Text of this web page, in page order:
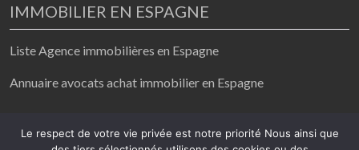
IMMOBILIER EN ESPAGNE
Liste Agence immobilières en Espagne
Annuaire avocats achat immobilier en Espagne
Le respect de votre vie privée est notre priorité Nous ainsi que